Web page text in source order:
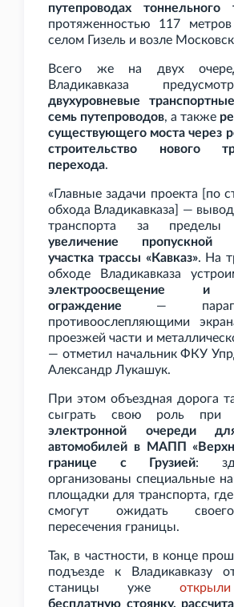
путепроводах тоннельного
протяженностью 117
селом Гизель и возле
Всего же на двух
Владикавказа
двухуровневые
семь путепроводов, а также
существующего моста через
строительство нового
перехода.
«Главные задачи проекта [по
обхода Владикавказа] —
транспорта за
увеличение пропускной
участка трассы «Кавказ». На
обходе Владикавказа
электроосвещение и
ограждение —
противоослепляющими
проезжей части и
— отметил начальник ФКУ
Александр Лукашук.
При этом объездная дорога
сыграть свою роль при
электронной очереди
автомобилей в МАПП
границе с Грузией:
организованы специальные
площадки для транспорта, где
смогут ожидать
пересечения границы.
Так, в частности, в конце
подъезде к Владикавказу
станицы уже открыли
бесплатную стоянку,